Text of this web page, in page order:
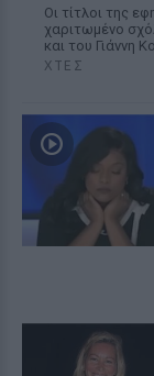
Οι τίτλοι της
χαριτωμένο
και του Γιάννη
ΧΤΕΣ